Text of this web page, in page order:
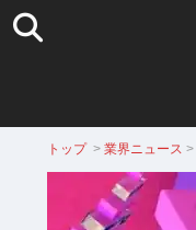
トップ > 業界ニュース >